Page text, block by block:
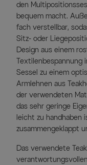
den
bequem macht.
fach verstellbar,
Sitz- oder
Design aus einem
Textilenbespannung
Sessel zu einem
Armlehnen aus
der verwendeten
das sehr geringe
leicht zu handhaben
zusammengeklappt
Das verwendete